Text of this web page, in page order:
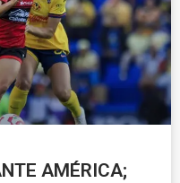
AMÉRICA;